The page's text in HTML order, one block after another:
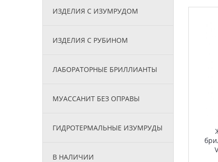
ИЗДЕЛИЯ С ИЗУМРУДОМ
ИЗДЕЛИЯ С РУБИНОМ
ЛАБОРАТОРНЫЕ БРИЛЛИАНТЫ
МУАССАНИТ БЕЗ ОПРАВЫ
ГИДРОТЕРМАЛЬНЫЕ ИЗУМРУДЫ
В НАЛИЧИИ